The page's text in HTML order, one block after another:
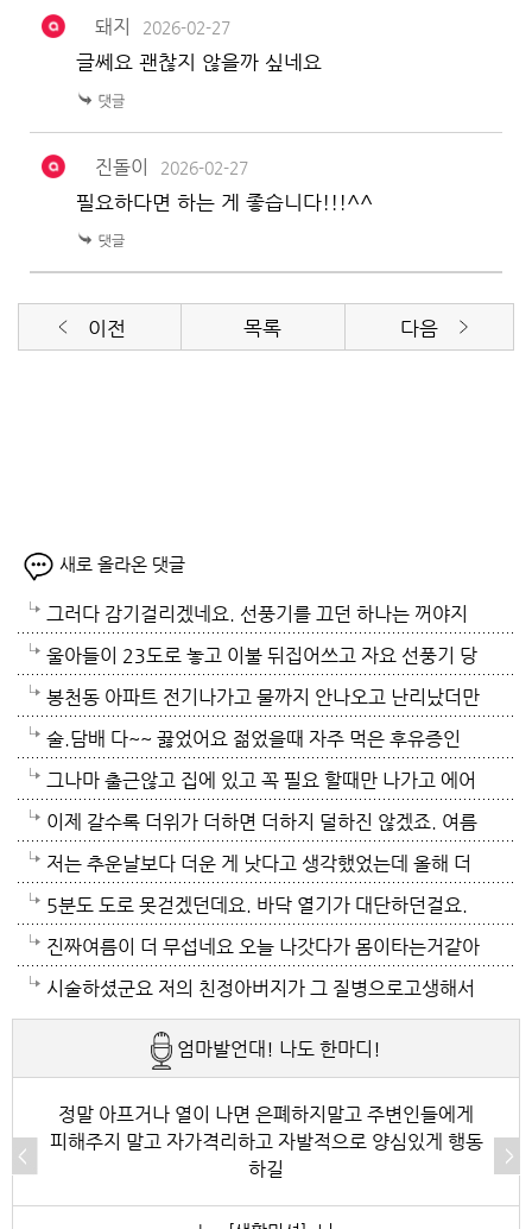
돼지 2026-02-27
글쎄요 괜찮지 않을까 싶네요
진돌이 2026-02-27
필요하다면 하는 게 좋습니다!!!^^
이전 목록 다음
새로 올라온 댓글
그러다 감기걸리겠네요. 선풍기를 끄던 하나는 꺼야지
요. 여름철 실내 적정온도가 26로 알고있는데 너무 낮
게 설정해놓고 사네요. 전기세도 많이나오겠네요.
울아들이 23도로 놓고 이불 뒤집어쓰고 자요 선풍기 당
연 틀어져있고 에휴
봉천동 아파트 전기나가고 물까지 안나오고 난리났더만
요. 어제 뉴스나오데요.진짜지 이젠 여름이 살기 더 힘
들걸로 보이네요. 다들 에어컨 밤새 돌리고하니요. 저는
12시부터 밤 열시까지만 돌리고 에어컨끄고 선풍기 두
대로 교대로 키고 자네요.
술.담배 다~~ 끓었어요 젊었을때 자주 먹은 후유증인
가? 나이먹어서 생고생중 입니다 ㅠㅠㅠㅠ
그나마 출근않고 집에 있고 꼭 필요 할때만 나가고 에어
컨 켜고 있으니 그나마 잘 견디고 있네요 이렇게 에어컨
이 가열되면 지구 온도는 더 올라 갈 것이고 전력은 더
모자날것이고 악순환이죠 그러게요 이제는 변압기 과부
하로 정전이 될까봐 제일 무섭기도 합니다
이제 갈수록 더위가 더하면 더하지 덜하진 않겠죠. 여름
만 없음 좋겠어요. 여름이 무서워요.ㅎ 겨울엔 추움 옷
이래도 껴입고 집에 가만있음 되는데 ..여름은 집을나가
기가 겁나요. 장대비가 한바탕 퍼부움 좋겠네요.
저는 추운날보다 더운 게 낫다고 생각했었는데 올해 더
위는 난생처음 겪는 거라 적응이 안되네요. 제발 비가 쏟
아져서 기온이 내려가면 좋겠어요.
5분도 도로 못걷겠던데요. 바닥 열기가 대단하던걸요.
지하도로 들어가서 병원근처서 또다시 지상으로 올라와
병원갔네요. 두군데를 가느라고 어제그랬죠. 엔간하면
밖에 나가지마요. 쓰러져요.ㅎ쿠팡에서 배달시키고 집
에있는걸로 저도 해결하네요. 처서가 23일이네요. 비좀
왔음 좋겠어요.근대 당분간 비소식이 없더라구요. 내일
부터 중부지방은 더위가 좀 주춤한다 일기예보서 그러
진짜여름이 더 무섭네요 오늘 나갓다가 몸이타는거같아
택시타고 왔어요 당분간 안나가야겠어요 처서가 되면
햇빛도 덜따갑고 더위도 한풀꺽이던데 이러다가 여름나
라로 변할수도 있겠어요 쿠팡에 바람나오는 팬달린 조
끼팔던데 그거는 오래는 사용이안되겠지요 태풍이라도
불어 이 열기를 식혀주먼 좋겠어요 살다가 태풍기다리
시술하셨군요 저의 친정아버지가 그 질병으로고생해서
저도 좀 압니다 남자들이 나이먹음 잘 걸리는병이죠 여
자들이 방광염에 자주 걸리듯이 그병도 재발이 잦은편
이여서 조심하셔야 할거에요 남편분 술 좋아하시나요
보통 술많이 드시는분이 오는 질병인데 저의 아버지가
엄마발언대! 나도 한마디!
정말 아프거나 열이 나면 은폐하지말고 주변인들에게
피해주지 말고 자가격리하고 자발적으로 양심있게 행동
하길